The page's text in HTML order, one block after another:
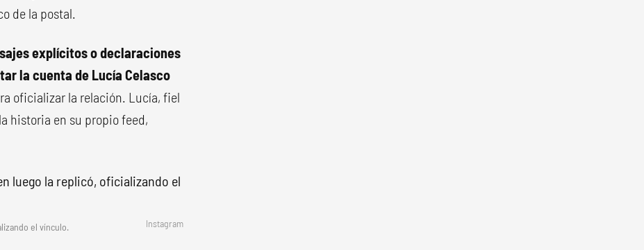
de la postal.
explícitos o declaraciones
la cuenta de Lucía Celasco
oficializar la relación. Lucía, fiel
historia en su propio feed,
el vínculo. Instagram